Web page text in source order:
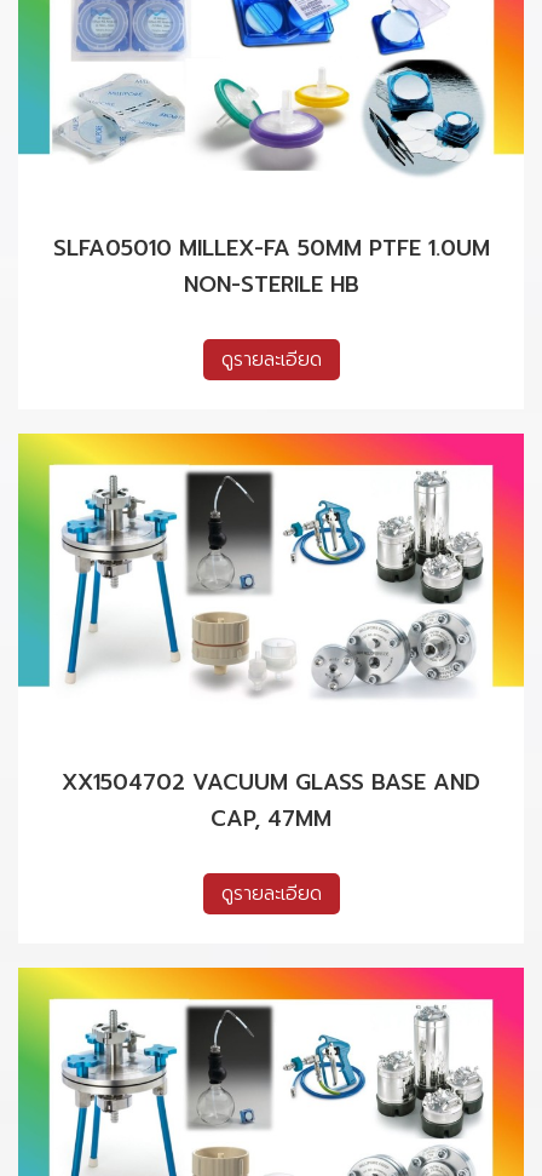
SLFA05010 MILLEX-FA 50MM PTFE 1.0UM
NON-STERILE HB
ดูรายละเอียด
XX1504702 VACUUM GLASS BASE AND
CAP, 47MM
ดูรายละเอียด